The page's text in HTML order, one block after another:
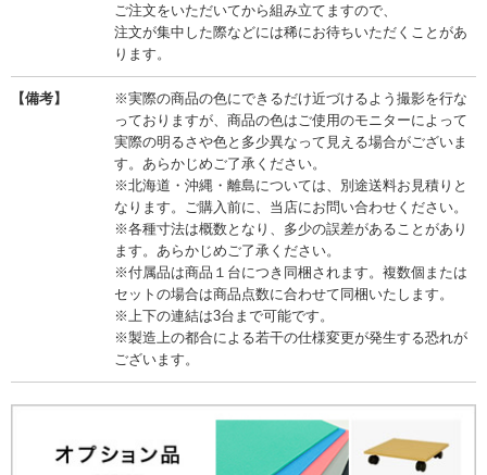
ご注文をいただいてから組み立てますので、
注文が集中した際などには稀にお待ちいただくことがあ
ります。
【備考】
※実際の商品の色にできるだけ近づけるよう撮影を行な
っておりますが、商品の色はご使用のモニターによって
実際の明るさや色と多少異なって見える場合がございま
す。あらかじめご了承ください。
※北海道・沖縄・離島については、別途送料お見積りと
なります。ご購入前に、当店にお問い合わせください。
※各種寸法は概数となり、多少の誤差があることがあり
ます。あらかじめご了承ください。
※付属品は商品１台につき同梱されます。複数個または
セットの場合は商品点数に合わせて同梱いたします。
※上下の連結は3台まで可能です。
※製造上の都合による若干の仕様変更が発生する恐れが
ございます。